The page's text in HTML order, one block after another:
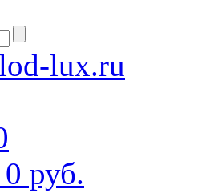
lux.ru
0 руб.